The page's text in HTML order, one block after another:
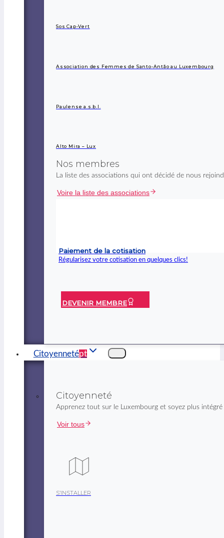
Sos Cap-Vert
Association des Femmes de Santo-Antão au Luxembourg
Paulense a.s.b.l.
Alto Mira – Lux
Nos membres
La liste des associations qui ont décidé de nous
Voire la liste des associations
Paiement de la cotisation
Régularisez votre cotisation en quelques clics!
DEVENIR MEMBRE
Citoyennetépt
Citoyenneté
Apprenez tout sur le Luxembourg et soyez plus intégré
Voir tous
S’INSTALLER